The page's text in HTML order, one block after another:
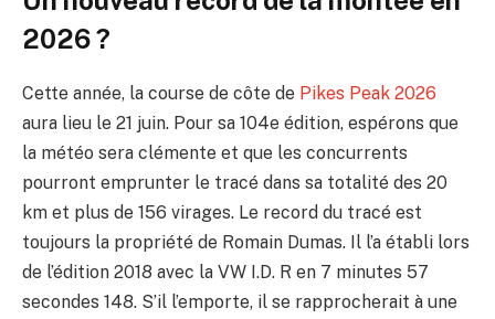
2026 ?
Cette année, la course de côte de Pikes Peak 2026
aura lieu le 21 juin. Pour sa 104e édition, espérons que
la météo sera clémente et que les concurrents
pourront emprunter le tracé dans sa totalité des 20
km et plus de 156 virages. Le record du tracé est
toujours la propriété de Romain Dumas. Il l’a établi lors
de l’édition 2018 avec la VW I.D. R en 7 minutes 57
secondes 148. S’il l’emporte, il se rapprocherait à une